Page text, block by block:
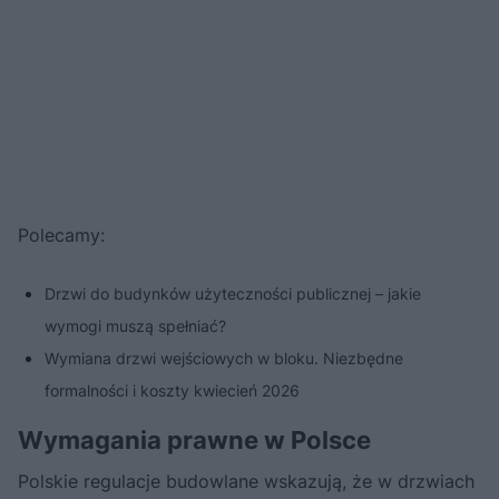
Polecamy:
Drzwi do budynków użyteczności publicznej – jakie
wymogi muszą spełniać?
Wymiana drzwi wejściowych w bloku. Niezbędne
formalności i koszty kwiecień 2026
Wymagania prawne w Polsce
Polskie regulacje budowlane wskazują, że w drzwiach